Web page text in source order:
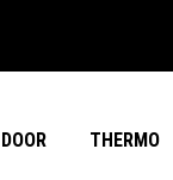
THERMO